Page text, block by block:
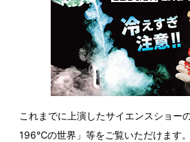
これまでに上演したサイエンスショー
196℃の世界」等をご覧いただけます。